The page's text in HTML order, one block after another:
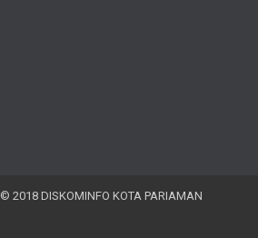
© 2018 DISKOMINFO KOTA PARIAMAN